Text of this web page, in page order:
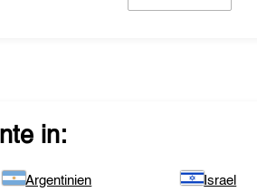
in:
Argentinien Israel